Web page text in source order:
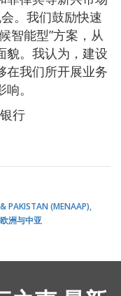
。我们鼓励快速
智能型”方案，从
貌。我认为，建设
在我们所开展业务
。
行
PAKISTAN (MENAAP)
欧洲与中亚